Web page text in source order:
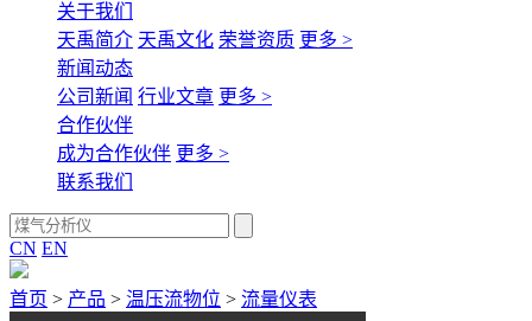
关于我们
天禹简介 天禹文化 荣誉资质 更多 >
新闻动态
公司新闻 行业文章 更多 >
合作伙伴
成为合作伙伴 更多 >
联系我们
CN EN
首页 > 产品 > 温压流物位 > 流量仪表